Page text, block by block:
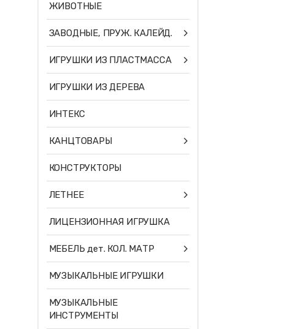
ЖИВОТНЫЕ
ЗАВОДНЫЕ, ПРУЖ. КАЛЕЙД.
ИГРУШКИ ИЗ ПЛАСТМАССА
ИГРУШКИ ИЗ ДЕРЕВА
ИНТЕКС
КАНЦТОВАРЫ
КОНСТРУКТОРЫ
ЛЕТНЕЕ
ЛИЦЕНЗИОННАЯ ИГРУШКА
МЕБЕЛЬ дет. КОЛ. МАТР
МУЗЫКАЛЬНЫЕ ИГРУШКИ
МУЗЫКАЛЬНЫЕ
ИНСТРУМЕНТЫ